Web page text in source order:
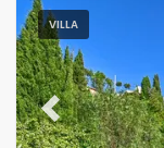
VILLA
Previous